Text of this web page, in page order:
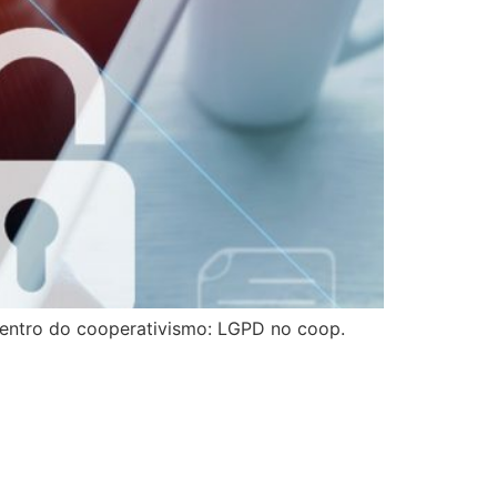
do cooperativismo: LGPD no coop.